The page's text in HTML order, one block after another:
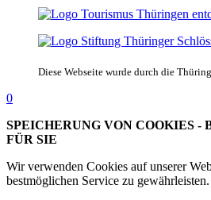
Diese Webseite wurde durch die
0
SPEICHERUNG VON COOKIES -
FÜR SIE
Wir verwenden Cookies auf unserer
bestmöglichen Service zu gewährleisten.